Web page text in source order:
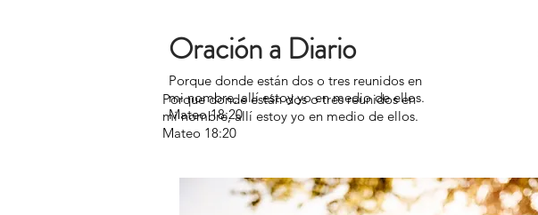
Oración a Diario
Porque donde están dos o tres reunidos en
mi nombre, allí estoy yo en medio de ellos.
Mateo 18:20
Porque donde están dos o tres reunidos en
mi nombre, allí estoy yo en medio de ellos.
Mateo 18:20